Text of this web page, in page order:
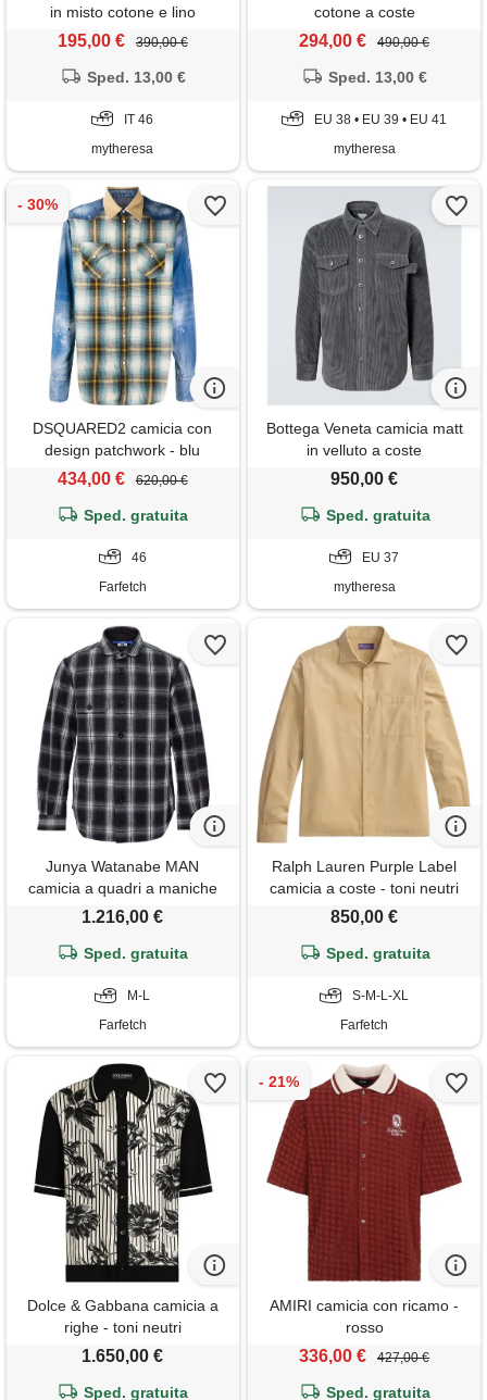
in misto cotone e lino
195,00 € 390,00 €
Sped. 13,00 €
IT 46
mytheresa
cotone a coste
294,00 € 490,00 €
Sped. 13,00 €
EU 38 • EU 39 • EU 41
mytheresa
DSQUARED2 camicia con
design patchwork - blu
434,00 € 620,00 €
Sped. gratuita
46
Farfetch
Bottega Veneta camicia matt
in velluto a coste
950,00 €
Sped. gratuita
EU 37
mytheresa
Junya Watanabe MAN
camicia a quadri a maniche
lunghe - nero
1.216,00 €
Sped. gratuita
M-L
Farfetch
Ralph Lauren Purple Label
camicia a coste - toni neutri
850,00 €
Sped. gratuita
S-M-L-XL
Farfetch
Dolce & Gabbana camicia a
righe - toni neutri
1.650,00 €
Sped. gratuita
AMIRI camicia con ricamo -
rosso
336,00 € 427,00 €
Sped. gratuita